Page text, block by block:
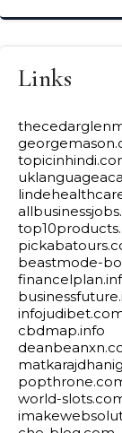
Links
beastmode-
cbdmap.info
world-